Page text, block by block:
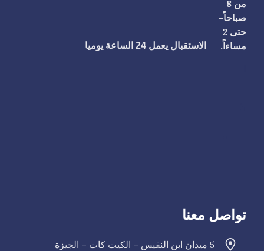
من 8
صباحاً-
حتى 2
مساءاً.
الاستقبال يعمل 24 الساعة يوميا
تواصل معنا
5 ميدان ابن النفيس – الكيت كات – الجيزة